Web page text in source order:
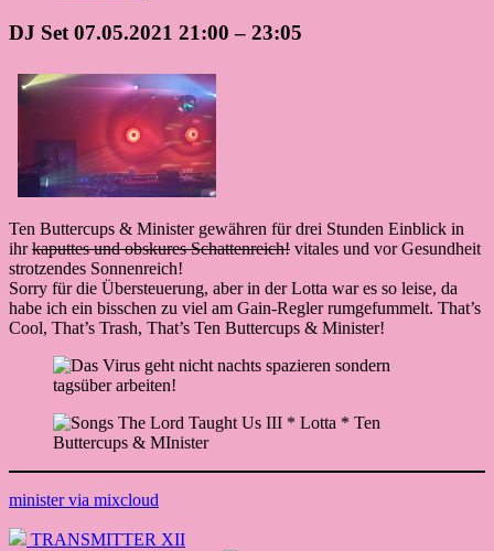
DJ Set 07.05.2021 21:00 – 23:05
Ten Buttercups & Minister gewähren für drei Stunden Einblick in
ihrkaputtes und obskures Schattenreich! vitales und vor Gesundheit
strotzendes Sonnenreich!
Sorry für die Übersteuerung, aber in der Lotta war es so leise, da
habe ich ein bisschen zu viel am Gain-Regler rumgefummelt. That’s
Cool, That’s Trash, That’s Ten Buttercups & Minister!
minister via mixcloud
TRANSMITTER XII